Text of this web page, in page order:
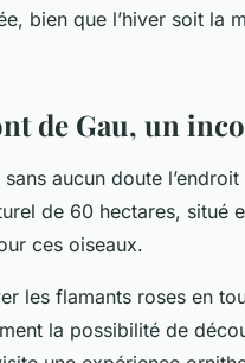
bien que l’hiver soit la
de Gau, un
sans aucun doute
de 60 hectares, situé
ces oiseaux.
les flamants roses en
la possibilité de